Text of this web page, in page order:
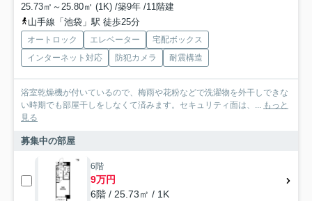
25.73㎡～25.80㎡ (1K) /築9年 /11階建
山手線「池袋」駅 徒歩25分
オートロック エレベーター
宅配ボックス
インターネット対応
防犯カメラ 耐震構造
浴室乾燥機が付いているので、梅雨や花粉などで洗濯物を外干しできな
い時期でも部屋干しをしなくて済みます。セキュリティ面は、... もっと
見る
募集中の部屋
6階
9万円
6階 / 25.73㎡ / 1K